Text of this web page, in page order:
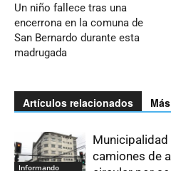
Un niño fallece tras una
encerrona en la comuna de
San Bernardo durante esta
madrugada
Artículos relacionados
Informando
camiones de